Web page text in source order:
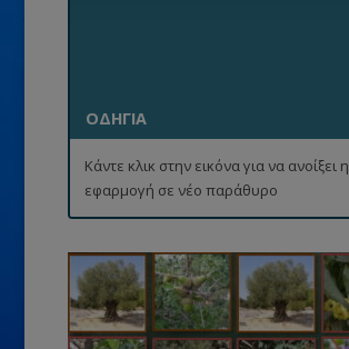
ΟΔΗΓΙΑ
Κάντε κλικ στην εικόνα για να ανοίξει η
εφαρμογή σε νέο παράθυρο